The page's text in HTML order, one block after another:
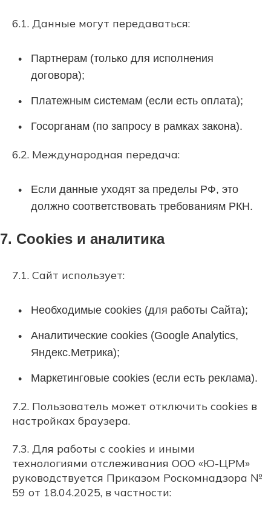
6.1. Данные могут передаваться:
Партнерам (только для исполнения
договора);
Платежным системам (если есть оплата);
Госорганам (по запросу в рамках закона).
6.2. Международная передача:
Если данные уходят за пределы РФ, это
должно соответствовать требованиям РКН.
7. Cookies и аналитика
7.1. Сайт использует:
Необходимые cookies (для работы Сайта);
Аналитические cookies (Google Analytics,
Яндекс.Метрика);
Маркетинговые cookies (если есть реклама).
7.2. Пользователь может отключить cookies в
настройках браузера.
7.3. Для работы с cookies и иными
технологиями отслеживания ООО «Ю-ЦРМ»
руководствуется Приказом Роскомнадзора №
59 от 18.04.2025, в частности: